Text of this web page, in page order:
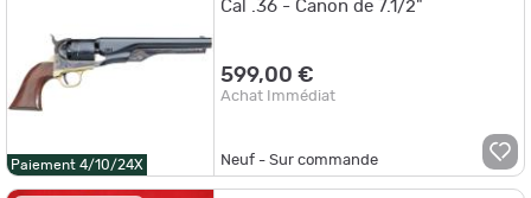
Paiement 4/10/24X
Cal .36 - Canon de 7.1/2"
599,00 €
Achat Immédiat
Neuf - Sur commande